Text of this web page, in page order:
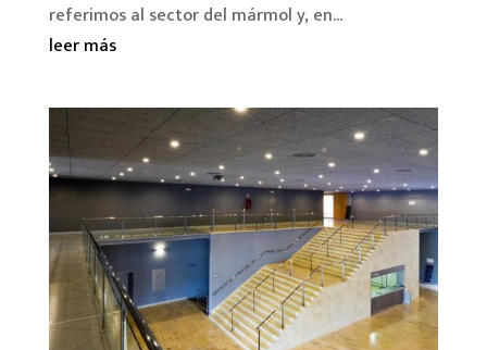
referimos al sector del mármol y, en...
leer más